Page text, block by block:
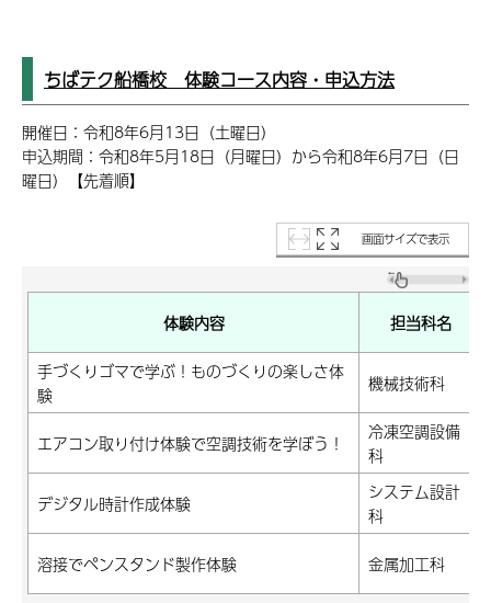
ちばテク船橋校 体験コース内容・申込方法
開催日：令和8年6月13日（土曜日）
申込期間：令和8年5月18日（月曜日）から令和8年6月7日（日
曜日）【先着順】
画面サイズで表示
体験内容
担当科名
手づくりゴマで学ぶ！ものづくりの楽しさ体
験
機械技術科
エアコン取り付け体験で空調技術を学ぼう！
冷凍空調設備
科
デジタル時計作成体験
システム設計
科
溶接でペンスタンド製作体験
金属加工科